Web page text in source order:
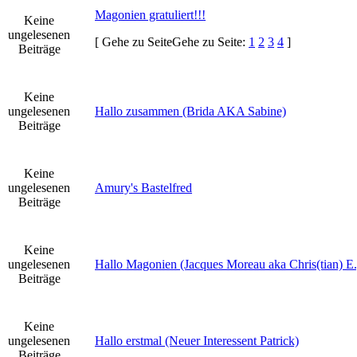
Keine
ungelesenen
Beiträge
Magonien gratuliert!!!
[ Gehe zu SeiteGehe zu Seite: 1 2 3 4 ]
Keine
ungelesenen
Beiträge
Hallo zusammen (Brida AKA Sabine)
Keine
ungelesenen
Beiträge
Amury's Bastelfred
Keine
ungelesenen
Beiträge
Hallo Magonien (Jacques Moreau aka Chris(tian)
Keine
ungelesenen
Hallo erstmal (Neuer Interessent Patrick)